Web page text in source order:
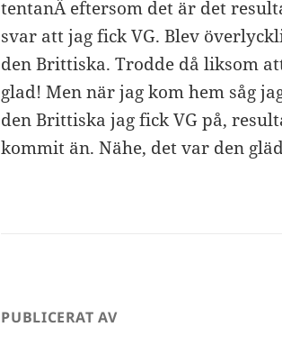
tentanÂ eftersom det är det
svar att jag fick VG. Blev
den Brittiska. Trodde då liksom
glad! Men när jag kom hem såg
den Brittiska jag fick VG på,
kommit än. Nähe, det var den
PUBLICERAT AV